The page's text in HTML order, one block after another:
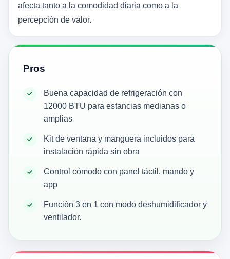
afecta tanto a la comodidad diaria como a la
percepción de valor.
Pros
Buena capacidad de refrigeración con
12000 BTU para estancias medianas o
amplias
Kit de ventana y manguera incluidos para
instalación rápida sin obra
Control cómodo con panel táctil, mando y
app
Función 3 en 1 con modo deshumidificador y
ventilador.